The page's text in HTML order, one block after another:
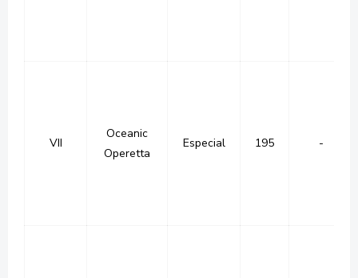
VII
Oceanic
Operetta
Especial 195 -